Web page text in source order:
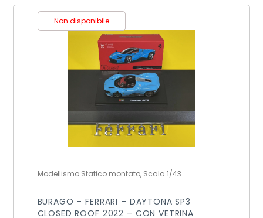
Non disponibile
Modellismo Statico montato, Scala 1/43
BURAGO – FERRARI – DAYTONA SP3
CLOSED ROOF 2022 – CON VETRINA